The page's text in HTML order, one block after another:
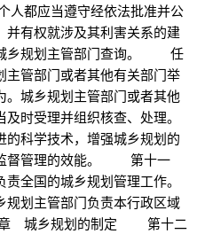
应当遵守经依法批准并公
有权就涉及其利害关系的建
城乡规划主管部门查询。 任
管部门或者其他有关部门举
城乡规划主管部门或者其他
时受理并组织核查、处理。
学技术，增强城乡规划的
监督管理的效能。 第十一
全国的城乡规划管理工作。
划主管部门负责本行政区域
章 城乡规划的制定 第十二